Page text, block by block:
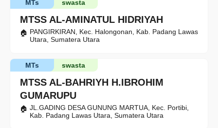
MTSS AL-AMINATUL HIDRIYAH
swasta
MTs
PANGIRKIRAN, Kec. Halongonan, Kab. Padang Lawas
Utara, Sumatera Utara
MTSS AL-BAHRIYH H.IBROHIM
GUMARUPU
swasta
MTs
JL.GADING DESA GUNUNG MARTUA, Kec. Portibi,
Kab. Padang Lawas Utara, Sumatera Utara